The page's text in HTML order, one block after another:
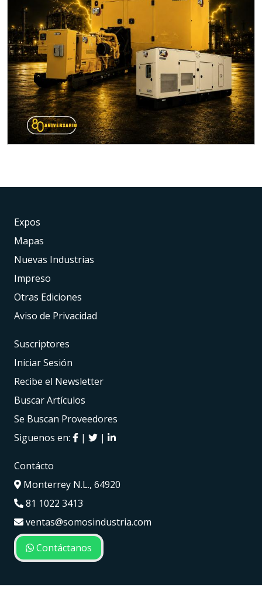
Expos
Mapas
Nuevas Industrias
Impreso
Otras Ediciones
Aviso de Privacidad
Suscriptores
Iniciar Sesión
Recibe el Newsletter
Buscar Artículos
Se Buscan Proveedores
Siguenos en:
| |
Contácto
Monterrey N.L., 64920
81 1022 3413
ventas@somosindustria.com
Contáctanos